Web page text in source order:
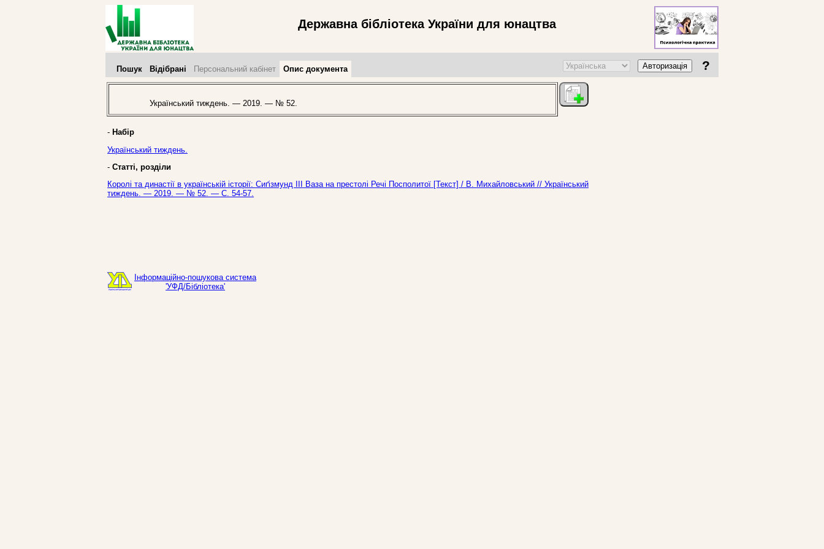
Державна бібліотека України для юнацтва
Пошук Відібрані Персональний кабінет Опис документа Авторизація ?
Український тиждень. — 2019. — № 52.
- Набір
Український тиждень.
- Статті, розділи
Королі та династії в українській історії: Сиґізмунд ІІІ Ваза на престолі Речі Посполитої [Текст] / В. Михайловський // Український
тиждень. — 2019. — № 52. — С. 54-57.
Інформаційно-пошукова система
'УФД/Бібліотека'